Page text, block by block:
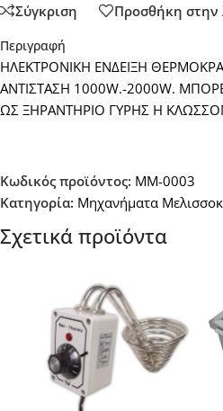
Σύγκριση
Προσθήκη στην
Περιγραφή
ΗΛΕΚΤΡΟΝΙΚΗ ΕΝΔΕΙΞΗ
ΑΝΤΙΣΤΑΣΗ 1000W.-2000W.
ΩΣ ΞΗΡΑΝΤΗΡΙΟ ΓΥΡΗΣ Η
Κωδικός προϊόντος: MM-0003
Κατηγορία: Μηχανήματα
Σχετικά προϊόντα